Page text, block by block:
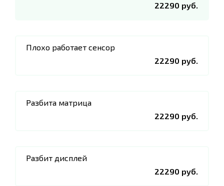
22290 руб.
Плохо работает сенсор
22290 руб.
Разбита матрица
22290 руб.
Разбит дисплей
22290 руб.